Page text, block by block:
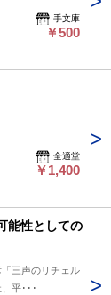
手文庫
￥500
全適堂
￥1,400
性としての
三声のリチェル
平･･･